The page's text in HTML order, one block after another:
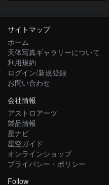
サイトマップ
ホーム
天体写真ギャラリーについて
利用規約
ログイン/新規登録
お問い合わせ
会社情報
アストロアーツ
製品情報
星ナビ
星空ガイド
オンラインショップ
プライバシー・ポリシー
Follow